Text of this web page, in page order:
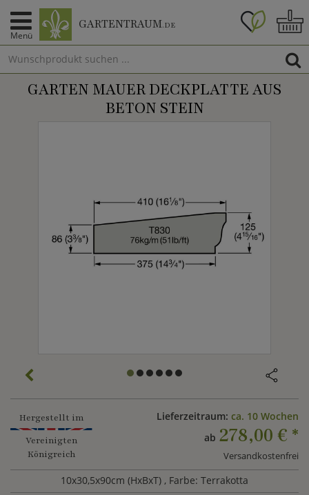
Menü
GARTENTRAUM.DE
GARTEN MAUER DECKPLATTE AUS
BETON STEIN
Hergestellt im
Vereinigten
Königreich
Lieferzeitraum: ca. 10 Wochen
ab 278,00 € *
Versandkostenfrei
10x30,5x90cm (HxBxT) , Farbe: Terrakotta